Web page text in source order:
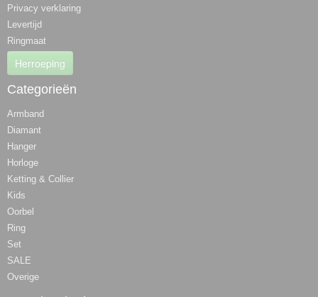
Privacy verklaring
Levertijd
Ringmaat
Herroeping
Categorieën
Armband
Diamant
Hanger
Horloge
Ketting & Collier
Kids
Oorbel
Ring
Set
SALE
Overige